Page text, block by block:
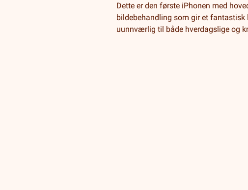
Dette er den første iPhonen med
bildebehandling som gir et
uunnværlig til både hverdagslige og